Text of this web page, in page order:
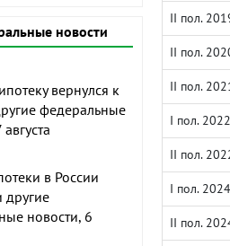
новости
вернулся к
федеральные
в России
другие
новости, 6
II пол.
II пол.
II пол.
I пол. 2022
II пол.
I пол. 2024
II пол.